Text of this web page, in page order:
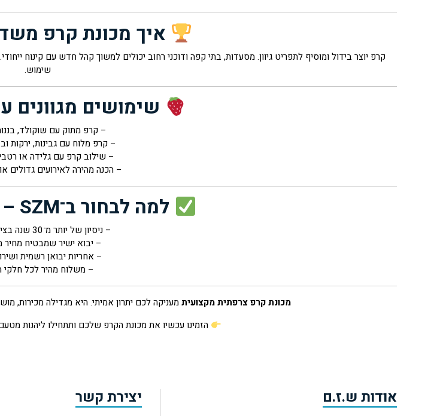
איך מכונת קרפ
קרפ יוצר בידול ומוסיף לתפריט גיוון. מסעדות, בתי קפה ודוכני רחוב יכולים למשוך קהל חדש עם קינוח
שימוש.
שימושים מגוונים
– קרפ מתוק עם שוקולד,
– קרפ מלוח עם גבינות, ירקות
– שילוב קרפ עם גלידה או
– הכנה מהירה לאירועים גדולים
למה לבחור ב־SZM – מהיבואן לצרכן
– ניסיון של יותר מ־30 שנה בציוד מקצועי
– יבוא ישיר שמבטיח
– אחריות יבואן רשמית
– משלוח מהיר לכל חלקי
מכונת קרפ צרפתית מקצועיתמעניקה לכם יתרון אמיתי. היא מגדילה מכירות,
הזמינו עכשיו את מכונת הקרפ שלכם ותתחילו ליהנות
אודות ש.ז.ם יצירת קשר